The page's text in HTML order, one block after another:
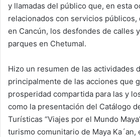
y llamadas del público que, en esta
relacionados con servicios públicos,
en Cancún, los desfondes de calles
parques en Chetumal.
Hizo un resumen de las actividades
principalmente de las acciones que
prosperidad compartida para las y
como la presentación del Catálogo
Turísticas “Viajes por el Mundo
turismo comunitario de Maya Ka´an,